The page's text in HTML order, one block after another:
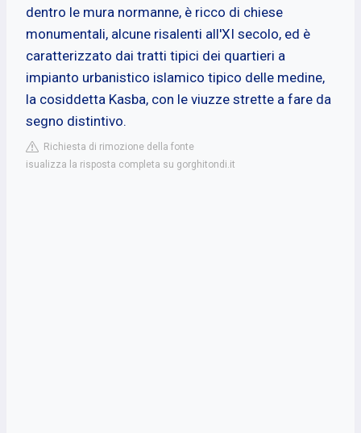
dentro le mura normanne, è ricco di chiese
monumentali, alcune risalenti all'XI secolo, ed è
caratterizzato dai tratti tipici dei quartieri a
impianto urbanistico islamico tipico delle medine,
la cosiddetta Kasba, con le viuzze strette a fare da
segno distintivo.
Richiesta di rimozione della fonte
isualizza la risposta completa su gorghitondi.it